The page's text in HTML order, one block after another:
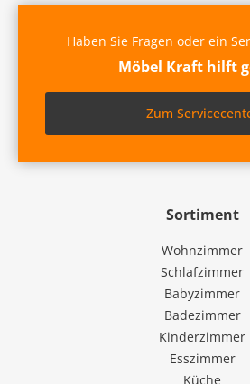
Sortiment
Wohnzimmer
Schlafzimmer
Babyzimmer
Badezimmer
Kinderzimmer
Esszimmer
Küche
Haben Sie Fragen oder ein
Möbel Kraft hilft
Zum